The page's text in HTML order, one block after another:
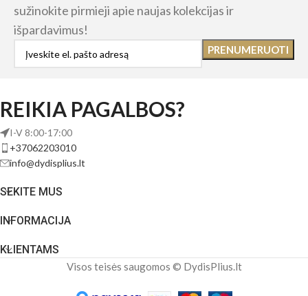
sužinokite pirmieji apie naujas kolekcijas ir
išpardavimus!
REIKIA PAGALBOS?
I-V 8:00-17:00
+37062203010
info@dydisplius.lt
SEKITE MUS
INFORMACIJA
KLIENTAMS
Visos teisės saugomos © DydisPlius.lt